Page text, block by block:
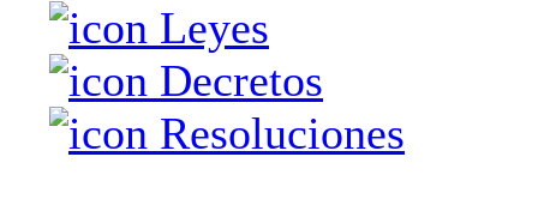
Leyes
Decretos
Resoluciones